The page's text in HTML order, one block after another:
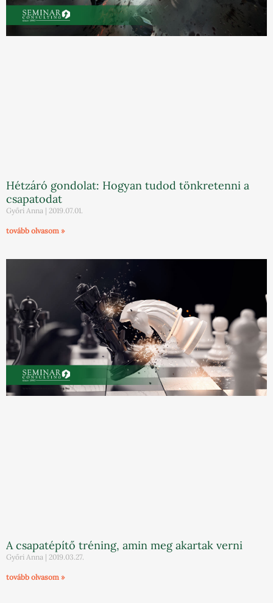
Hétzáró gondolat: Hogyan tudod tönkretenni a
csapatodat
Győri Anna 2019.07.01.
tovább olvasom »
A csapatépítő tréning, amin meg akartak verni
Győri Anna 2019.03.27.
tovább olvasom »